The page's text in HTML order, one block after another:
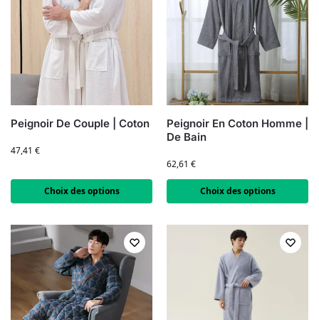
Peignoir De Couple | Coton
47,41 €
Choix des options
Peignoir En Coton Homme |
De Bain
62,61 €
Choix des options